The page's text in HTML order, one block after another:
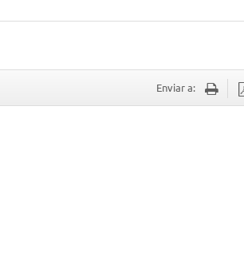
Enviar a: